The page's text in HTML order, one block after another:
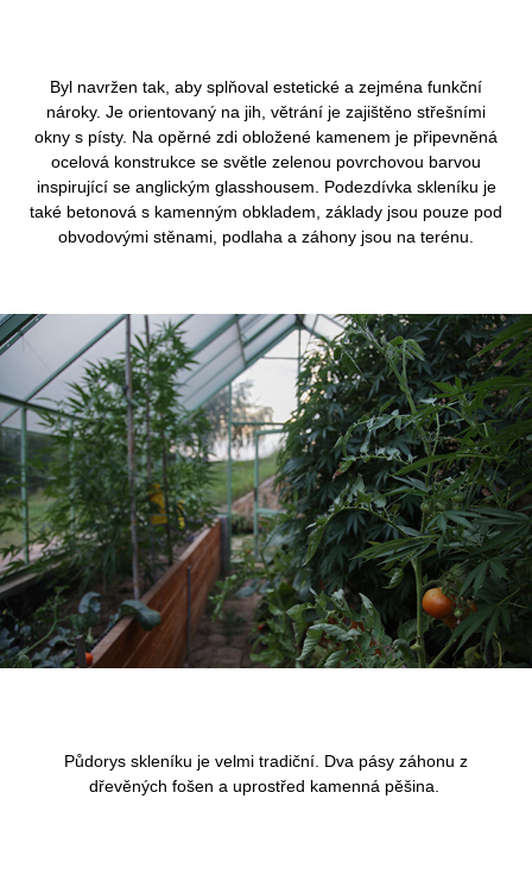
Byl navržen tak, aby splňoval estetické a zejména funkční
nároky. Je orientovaný na jih, větrání je zajištěno střešními
okny s písty. Na opěrné zdi obložené kamenem je připevněná
ocelová konstrukce se světle zelenou povrchovou barvou
inspirující se anglickým glasshousem. Podezdívka skleníku je
také betonová s kamenným obkladem, základy jsou pouze pod
obvodovými stěnami, podlaha a záhony jsou na terénu.
Půdorys skleníku je velmi tradiční. Dva pásy záhonu z
dřevěných fošen a uprostřed kamenná pěšina.